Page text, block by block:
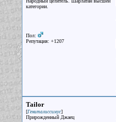
категории.
Пол:
Репутация: +1207
Tailor
[Гениталиссимус]
Прирожденный Джаец